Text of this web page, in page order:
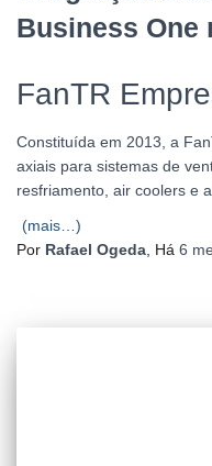
Business One
FanTR
Constituída em 2013, a
axiais para sistemas de
resfriamento, air coolers e
(mais…)
Por Rafael Ogeda , Há 6